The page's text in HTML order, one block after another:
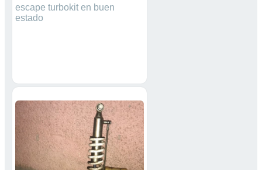
escape turbokit en buen
estado